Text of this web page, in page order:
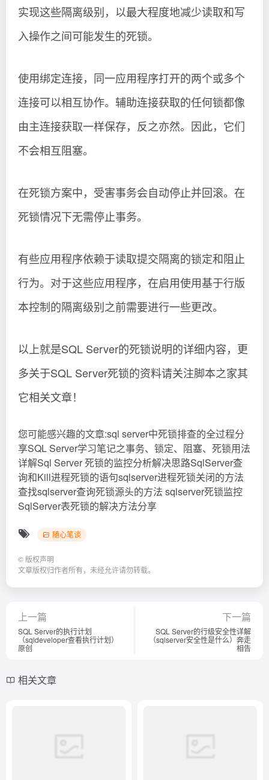
实现这些隔离级别，以最大程度地减少读取和写
入操作之间可能发生的死锁。
使用绑定连接，同一应用程序打开的两个或多个
连接可以相互协作。辅助连接获取的任何锁都像
由主连接获取一样保存，反之亦然。因此，它们
不会相互阻塞。
在死锁方案中，受害事务会自动停止并回滚。在
死锁情况下无需停止事务。
有些应用程序依赖于读取提交隔离的锁定和阻止
行为。对于这些应用程序，在启用使用基于行版
本控制的隔离级别之前需要进行一些更改。
以上就是SQL Server的死锁说明的详细内容，更
多关于SQL Server死锁的资料请关注脚本之家其
它相关文章！
您可能感兴趣的文章:sql server中死锁排查的全过程分
享SQL Server学习笔记之事务、锁定、阻塞、死锁用法
详解Sql Server 死锁的监控分析解决思路SqlServer查
询和Kill进程死锁的语句sqlserver进程死锁关闭的方法
查找sqlserver查询死锁源头的方法 sqlserver死锁监控
SqlServer表死锁的解决方法分享
随心笔谈
© 版权声明
文章版权归作者所有，未经允许请勿转载。
上一篇
SQL Server的执行计划
（sqldeveloper查看执行计划）
原创
下一篇
SQL Server的行级安全性详解
（sqlserver安全性是什么）奔走
相告
相关文章